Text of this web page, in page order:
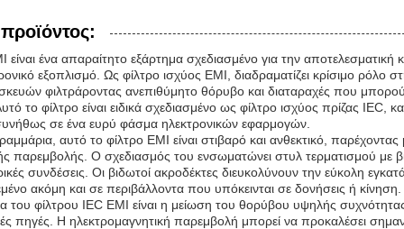
είναι ένα απαραίτητο εξάρτημα σχεδιασμένο για την
εξοπλισμό. Ως φίλτρο ισχύος EMI, διαδραματίζει κρίσιμο ρόλο
φιλτράροντας ανεπιθύμητο θόρυβο και διαταραχές που
το φίλτρο είναι ειδικά σχεδιασμένο ως φίλτρο ισχύος πρίζας
σε ένα ευρύ φάσμα ηλεκτρονικών εφαρμογών.
αυτό το φίλτρο EMI είναι στιβαρό και ανθεκτικό,
παρεμβολής. Ο σχεδιασμός του ενσωματώνει στυλ τερματισμού με
συνδέσεις. Οι βιδωτοί ακροδέκτες διευκολύνουν την εύκολη
ακόμη και σε περιβάλλοντα που υπόκεινται σε δονήσεις ή κίνηση.
του φίλτρου IEC EMI είναι η μείωση του θορύβου υψηλής
πηγές. Η ηλεκτρομαγνητική παρεμβολή μπορεί να προκαλέσει